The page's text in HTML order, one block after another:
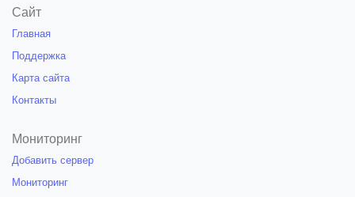
Сайт
Главная
Поддержка
Карта сайта
Контакты
Мониторинг
Добавить сервер
Мониторинг